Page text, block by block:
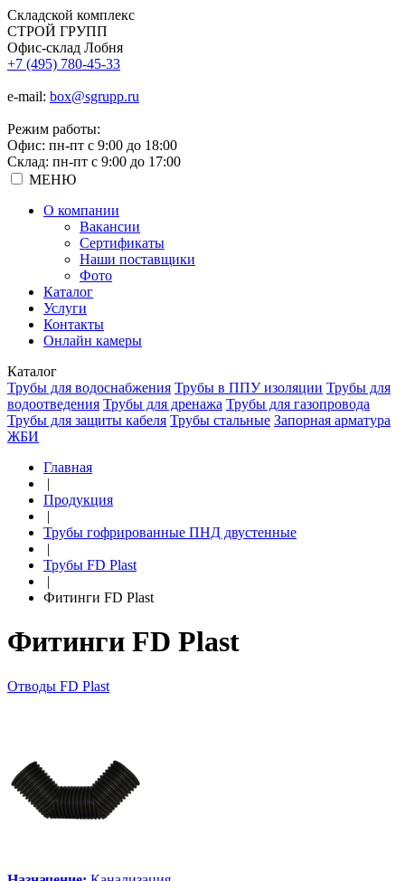
Складской комплекс
СТРОЙ ГРУПП
Офис-склад Лобня
+7 (495) 780-45-33
e-mail: box@sgrupp.ru
Режим работы:
Офис: пн-пт с 9:00 до 18:00
Склад: пн-пт с 9:00 до 17:00
МЕНЮ
О компании
Вакансии
Сертификаты
Наши поставщики
Фото
Каталог
Услуги
Контакты
Онлайн камеры
Каталог
Трубы для водоснабжения Трубы в ППУ изоляции Трубы для
водоотведения Трубы для дренажа Трубы для газопровода
Трубы для защиты кабеля Трубы стальные Запорная арматура
ЖБИ
Главная
|
Продукция
|
Трубы гофрированные ПНД двустенные
|
Трубы FD Plast
|
Фитинги FD Plast
Фитинги FD Plast
Отводы FD Plast